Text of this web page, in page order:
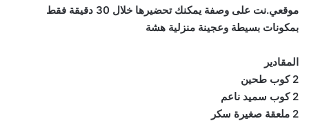
موقعي.نت على وصفة يمكنك تحضيرها خلال 30 دقيقة فقط
بمكونات بسيطة وعجينة منزلية هشة
المقادير
2 كوب طحين
2 كوب سميد ناعم
2 ملعقة صغيرة سكر